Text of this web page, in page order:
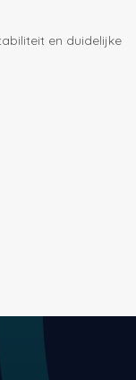
en duidelijke